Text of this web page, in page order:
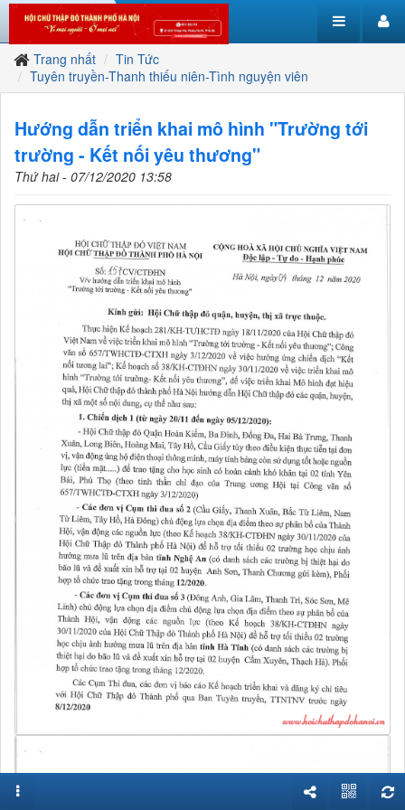
Trang nhất
Tin Tức
Tuyên truyền-Thanh thiếu niên-Tình nguyện viên
Hướng dẫn triển khai mô hình "Trường tới
trường - Kết nối yêu thương"
Thứ hai - 07/12/2020 13:58